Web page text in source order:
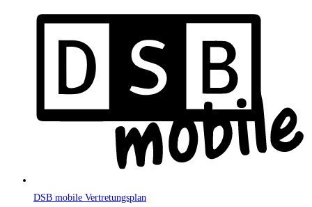
DSB mobile Vertretungsplan